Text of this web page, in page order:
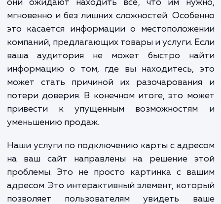
людей прибегает к интернету в
информации и решения своих
они ожидают находить все, что им
мгновенно и без лишних сложностей.
это касается информации о
компаний, предлагающих товары и услуги.
ваша аудитория не может быстро
информацию о том, где вы находитесь,
может стать причиной их
потери доверия. В конечном итоге, это
привести к упущенным
уменьшению продаж.
Наши услуги по подключению карты с